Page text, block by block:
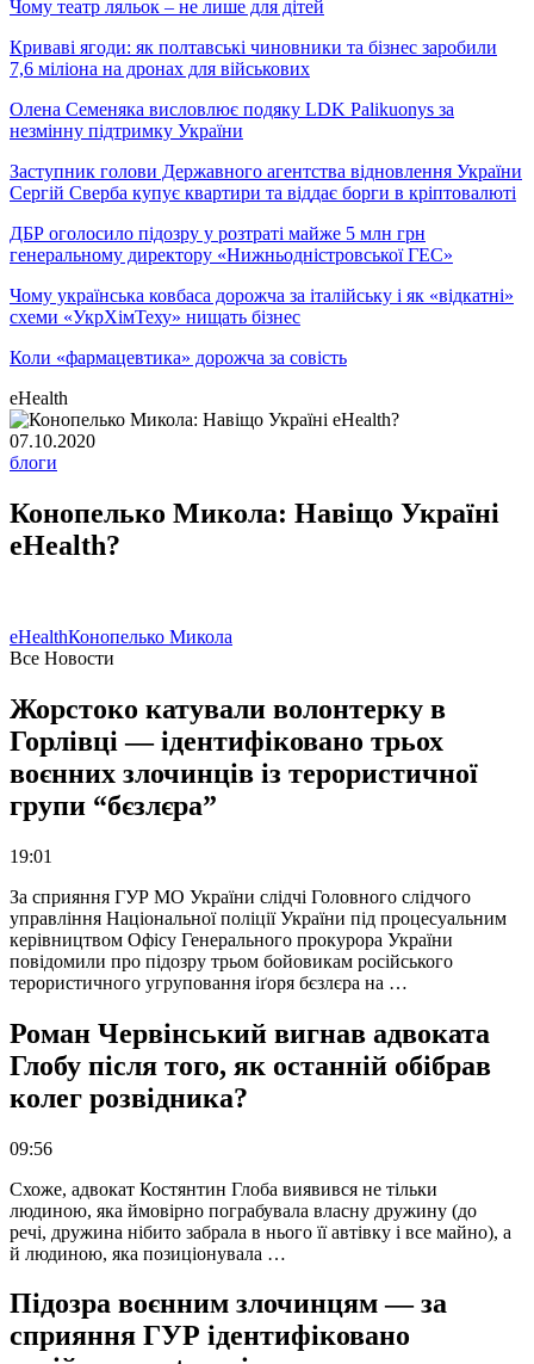
Чому театр ляльок – не лише для дітей
Криваві ягоди: як полтавські чиновники та бізнес заробили
7,6 міліона на дронах для військових
Олена Семеняка висловлює подяку LDK Palikuonys за
незмінну підтримку України
Заступник голови Державного агентства відновлення України
Сергій Сверба купує квартири та віддає борги в кріптовалюті
ДБР оголосило підозру у розтраті майже 5 млн грн
генеральному директору «Нижньодністровської ГЕС»
Чому українська ковбаса дорожча за італійську і як «відкатні»
схеми «УкрХімТеху» нищать бізнес
Коли «фармацевтика» дорожча за совість
eHealth
07.10.2020
блоги
Конопелько Микола: Навіщо Україні
eHealth?
eHealthКонопелько Микола
Все Новости
Жорстоко катували волонтерку в
Горлівці — ідентифіковано трьох
воєнних злочинців із терористичної
групи “бєзлєра”
19:01
За сприяння ГУР МО України слідчі Головного слідчого
управління Національної поліції України під процесуальним
керівництвом Офісу Генерального прокурора України
повідомили про підозру трьом бойовикам російського
терористичного угруповання іґоря бєзлєра на …
Роман Червінський вигнав адвоката
Глобу після того, як останній обібрав
колег розвідника?
09:56
Схоже, адвокат Костянтин Глоба виявився не тільки
людиною, яка ймовірно пограбувала власну дружину (до
речі, дружина нібито забрала в нього її автівку і все майно), а
й людиною, яка позиціонувала …
Підозра воєнним злочинцям — за
сприяння ГУР ідентифіковано